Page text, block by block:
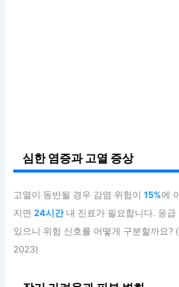
심한 염증과 고열 증상
고열이 동반될 경우 감염 위험이15%에
지면24시간내 진료가 필요합니다. 응급
있으니 위험 신호를 어떻게 구분할까요?
2023)